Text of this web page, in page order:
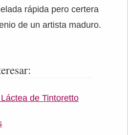
rápida pero certera
de un artista maduro.
de Tintoretto